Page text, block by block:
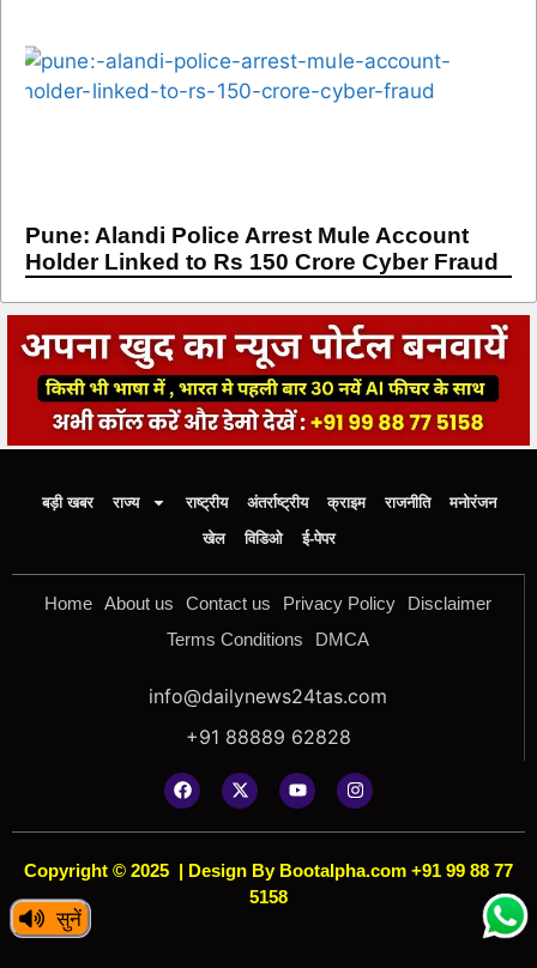
सुनें
Pune: Alandi Police Arrest Mule Account
Holder Linked to Rs 150 Crore Cyber Fraud
बड़ी खबर राज्य राष्ट्रीय अंतर्राष्ट्रीय क्राइम राजनीति
मनोरंजन
खेल
विडिओ ई-पेपर
Home About us Contact us Privacy Policy
Disclaimer
Terms Conditions
DMCA
info@dailynews24tas.com
+91 88889 62828
Copyright © 2025 | Design By Bootalpha.com +91 99 88 77
5158